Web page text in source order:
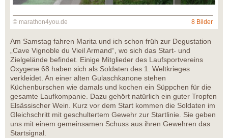
© marathon4you.de 8 Bilder
Am Samstag fahren Marita und ich schon früh zur Degustation
„Cave Vignoble du Vieil Armand“, wo sich das Start- und
Zielgelände befindet. Einige Mitglieder des Laufsportvereins
Oxygene 68 haben sich als Soldaten des 1. Weltkrieges
verkleidet. An einer alten Gulaschkanone stehen
Küchenburschen wie damals und kochen ein Süppchen für die
gesamte Laufkompanie. Dazu gehört natürlich ein guter Tropfen
Elsässischer Wein. Kurz vor dem Start kommen die Soldaten im
Gleichschritt mit geschultertem Gewehr zur Startlinie. Sie geben
uns mit einem gemeinsamen Schuss aus ihren Gewehren das
Startsignal.